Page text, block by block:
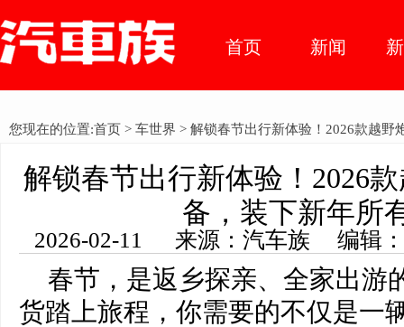
首页 新闻
态
您现在的位置:首页 > 车世界 > 解锁春节出行新体验！2026款越野
解锁春节出行新体验！2026
备，装下新年所
2026-02-11 来源：汽车族 编辑
春节，是返乡探亲、全家出游
货踏上旅程，你需要的不仅是一